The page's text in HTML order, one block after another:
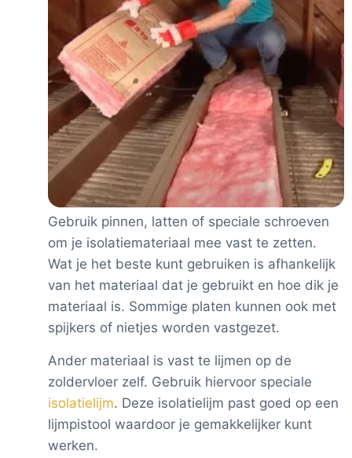
Gebruik pinnen, latten of speciale schroeven
om je isolatiemateriaal mee vast te zetten.
Wat je het beste kunt gebruiken is afhankelijk
van het materiaal dat je gebruikt en hoe dik je
materiaal is. Sommige platen kunnen ook met
spijkers of nietjes worden vastgezet.
Ander materiaal is vast te lijmen op de
zoldervloer zelf. Gebruik hiervoor speciale
isolatielijm. Deze isolatielijm past goed op een
lijmpistool waardoor je gemakkelijker kunt
werken.